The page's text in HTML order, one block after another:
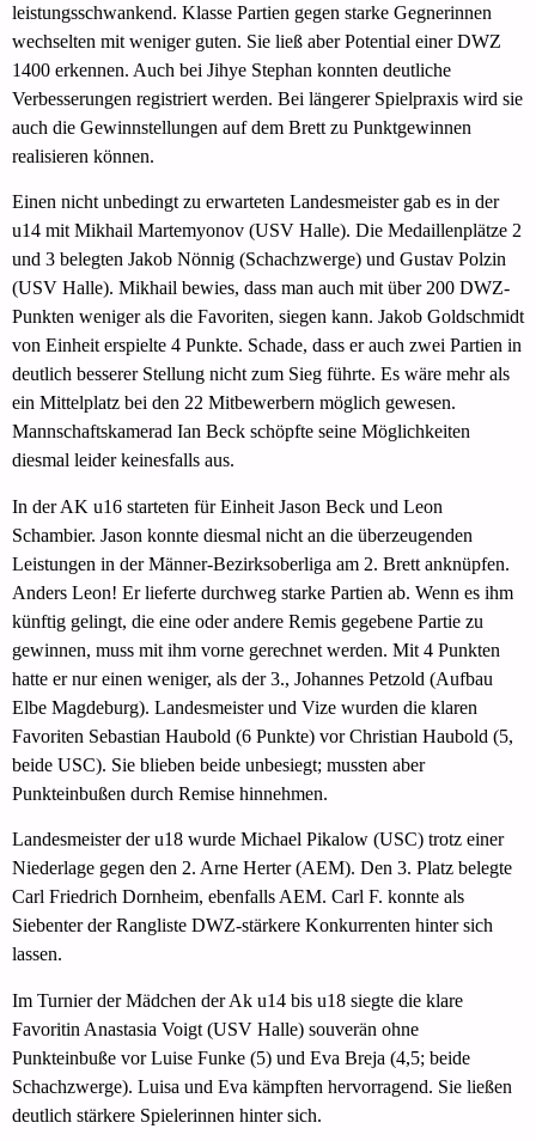
leistungsschwankend. Klasse Partien gegen starke Gegnerinnen
wechselten mit weniger guten. Sie ließ aber Potential einer DWZ
1400 erkennen. Auch bei Jihye Stephan konnten deutliche
Verbesserungen registriert werden. Bei längerer Spielpraxis wird sie
auch die Gewinnstellungen auf dem Brett zu Punktgewinnen
realisieren können.
Einen nicht unbedingt zu erwarteten Landesmeister gab es in der
u14 mit Mikhail Martemyonov (USV Halle). Die Medaillenplätze 2
und 3 belegten Jakob Nönnig (Schachzwerge) und Gustav Polzin
(USV Halle). Mikhail bewies, dass man auch mit über 200 DWZ-
Punkten weniger als die Favoriten, siegen kann. Jakob Goldschmidt
von Einheit erspielte 4 Punkte. Schade, dass er auch zwei Partien in
deutlich besserer Stellung nicht zum Sieg führte. Es wäre mehr als
ein Mittelplatz bei den 22 Mitbewerbern möglich gewesen.
Mannschaftskamerad Ian Beck schöpfte seine Möglichkeiten
diesmal leider keinesfalls aus.
In der AK u16 starteten für Einheit Jason Beck und Leon
Schambier. Jason konnte diesmal nicht an die überzeugenden
Leistungen in der Männer-Bezirksoberliga am 2. Brett anknüpfen.
Anders Leon! Er lieferte durchweg starke Partien ab. Wenn es ihm
künftig gelingt, die eine oder andere Remis gegebene Partie zu
gewinnen, muss mit ihm vorne gerechnet werden. Mit 4 Punkten
hatte er nur einen weniger, als der 3., Johannes Petzold (Aufbau
Elbe Magdeburg). Landesmeister und Vize wurden die klaren
Favoriten Sebastian Haubold (6 Punkte) vor Christian Haubold (5,
beide USC). Sie blieben beide unbesiegt; mussten aber
Punkteinbußen durch Remise hinnehmen.
Landesmeister der u18 wurde Michael Pikalow (USC) trotz einer
Niederlage gegen den 2. Arne Herter (AEM). Den 3. Platz belegte
Carl Friedrich Dornheim, ebenfalls AEM. Carl F. konnte als
Siebenter der Rangliste DWZ-stärkere Konkurrenten hinter sich
lassen.
Im Turnier der Mädchen der Ak u14 bis u18 siegte die klare
Favoritin Anastasia Voigt (USV Halle) souverän ohne
Punkteinbuße vor Luise Funke (5) und Eva Breja (4,5; beide
Schachzwerge). Luisa und Eva kämpften hervorragend. Sie ließen
deutlich stärkere Spielerinnen hinter sich.